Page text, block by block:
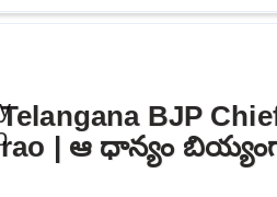
Telangana BJP
rao | ఆ ధాన్యం